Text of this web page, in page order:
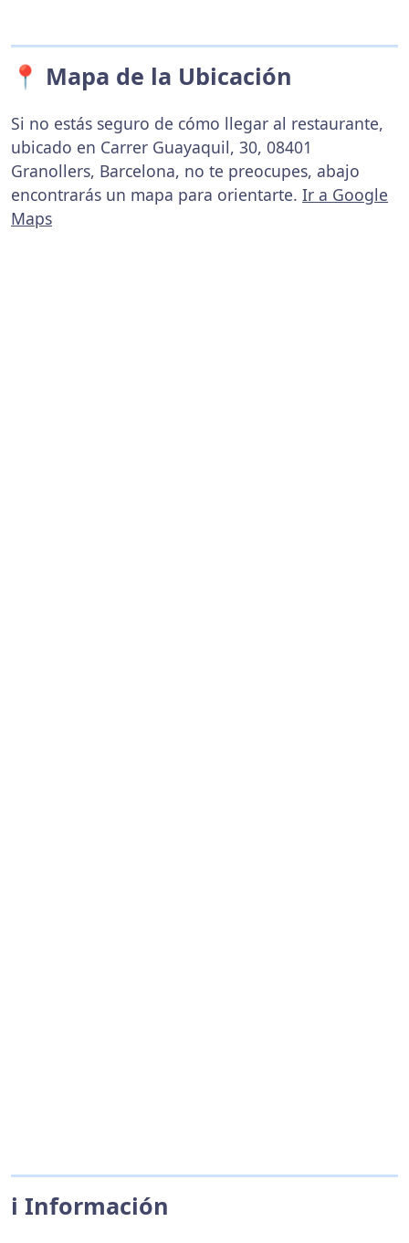
📍 Mapa de la Ubicación
Si no estás seguro de cómo llegar al restaurante,
ubicado en Carrer Guayaquil, 30, 08401
Granollers, Barcelona, no te preocupes, abajo
encontrarás un mapa para orientarte. Ir a Google
Maps
ℹ️ Información